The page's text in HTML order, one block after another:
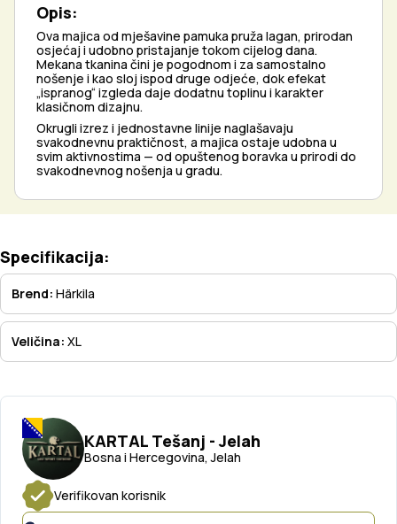
Opis:
Ova majica od mješavine pamuka pruža lagan, prirodan
osjećaj i udobno pristajanje tokom cijelog dana.
Mekana tkanina čini je pogodnom i za samostalno
nošenje i kao sloj ispod druge odjeće, dok efekat
„ispranog“ izgleda daje dodatnu toplinu i karakter
klasičnom dizajnu.
Okrugli izrez i jednostavne linije naglašavaju
svakodnevnu praktičnost, a majica ostaje udobna u
svim aktivnostima — od opuštenog boravka u prirodi do
svakodnevnog nošenja u gradu.
KARTAL Tešanj - Jelah
Bosna i Hercegovina, Jelah
Verifikovan korisnik
Specifikacija:
Brend: Härkila
Veličina: XL